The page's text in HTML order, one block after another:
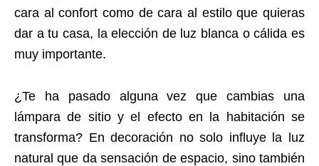
cara al confort como de cara al estilo que quieras
dar a tu casa, la elección de luz blanca o cálida es
muy importante.
¿Te ha pasado alguna vez que cambias una
lámpara de sitio y el efecto en la habitación se
transforma? En decoración no solo influye la luz
natural que da sensación de espacio, sino también